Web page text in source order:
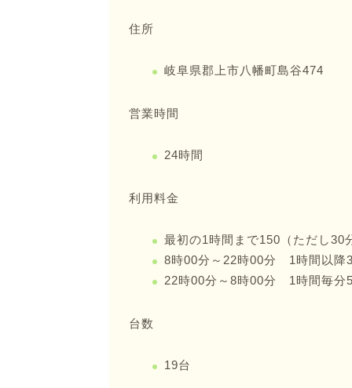
住所
岐阜県郡上市八幡町島谷474
営業時間
24時間
利用料金
最初の1時間まで150（ただし30
8時00分～22時00分 1時間以降
22時00分～8時00分 1時間毎分
台数
19台